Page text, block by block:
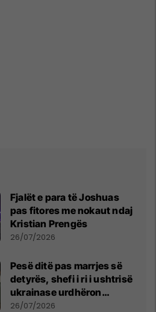
Fjalët e para të Joshuas
pas fitores me nokaut ndaj
Kristian Prengës
26/07/2026
Pesë ditë pas marrjes së
detyrës, shefi i ri i ushtrisë
ukrainase urdhëron
kontroll të madh
26/07/2026